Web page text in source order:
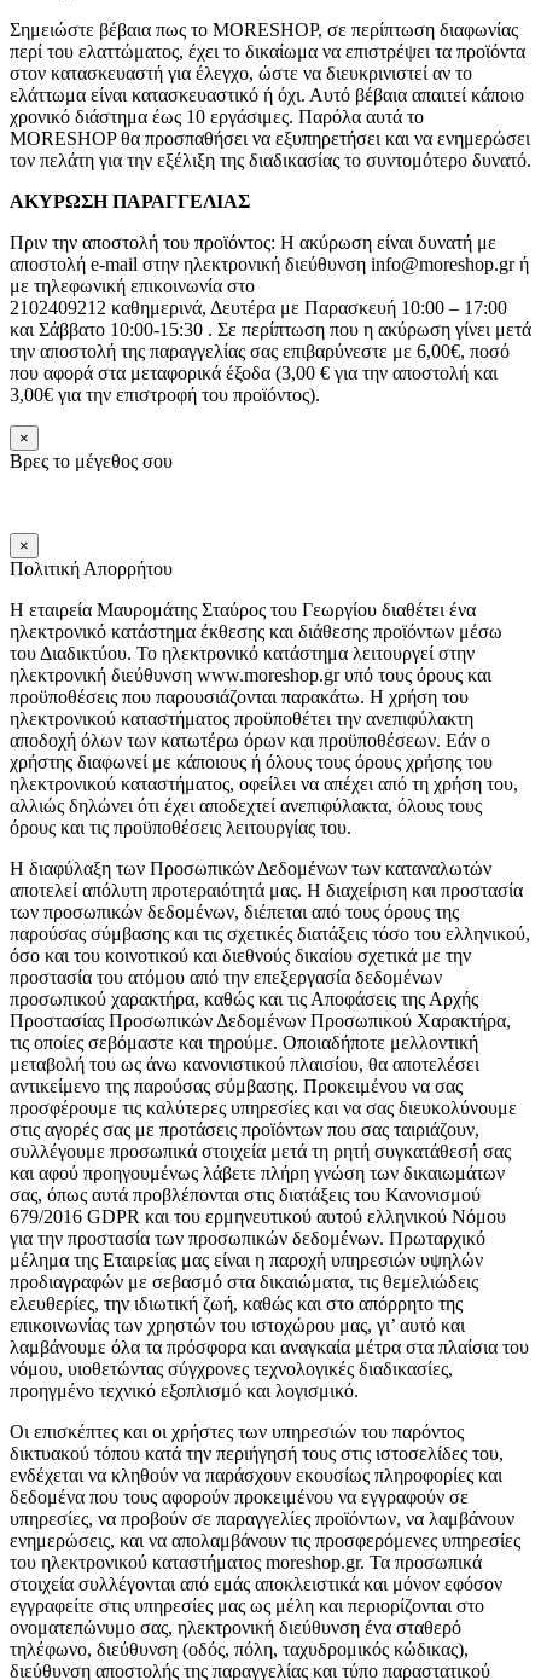
Σημειώστε βέβαια πως το MORESHOP, σε περίπτωση διαφωνίας
περί του ελαττώματος, έχει το δικαίωμα να επιστρέψει τα προϊόντα
στον κατασκευαστή για έλεγχο, ώστε να διευκρινιστεί αν το
ελάττωμα είναι κατασκευαστικό ή όχι. Αυτό βέβαια απαιτεί κάποιο
χρονικό διάστημα έως 10 εργάσιμες. Παρόλα αυτά το
MORESHOP θα προσπαθήσει να εξυπηρετήσει και να ενημερώσει
τον πελάτη για την εξέλιξη της διαδικασίας το συντομότερο δυνατό.
ΑΚΥΡΩΣΗ ΠΑΡΑΓΓΕΛΙΑΣ
Πριν την αποστολή του προϊόντος: Η ακύρωση είναι δυνατή με
αποστολή e-mail στην ηλεκτρονική διεύθυνση info@moreshop.gr ή
με τηλεφωνική επικοινωνία στο
2102409212 καθημερινά, Δευτέρα με Παρασκευή 10:00 – 17:00
και Σάββατο 10:00-15:30 . Σε περίπτωση που η ακύρωση γίνει μετά
την αποστολή της παραγγελίας σας επιβαρύνεστε με 6,00€, ποσό
που αφορά στα μεταφορικά έξοδα (3,00 € για την αποστολή και
3,00€ για την επιστροφή του προϊόντος).
×
Βρες το μέγεθος σου
×
Πολιτική Απορρήτου
Η εταιρεία Μαυρομάτης Σταύρος του Γεωργίου διαθέτει ένα
ηλεκτρονικό κατάστημα έκθεσης και διάθεσης προϊόντων μέσω
του Διαδικτύου. Το ηλεκτρονικό κατάστημα λειτουργεί στην
ηλεκτρονική διεύθυνση www.moreshop.gr υπό τους όρους και
προϋποθέσεις που παρουσιάζονται παρακάτω. Η χρήση του
ηλεκτρονικού καταστήματος προϋποθέτει την ανεπιφύλακτη
αποδοχή όλων των κατωτέρω όρων και προϋποθέσεων. Εάν ο
χρήστης διαφωνεί με κάποιους ή όλους τους όρους χρήσης του
ηλεκτρονικού καταστήματος, οφείλει να απέχει από τη χρήση του,
αλλιώς δηλώνει ότι έχει αποδεχτεί ανεπιφύλακτα, όλους τους
όρους και τις προϋποθέσεις λειτουργίας του.
Η διαφύλαξη των Προσωπικών Δεδομένων των καταναλωτών
αποτελεί απόλυτη προτεραιότητά μας. Η διαχείριση και προστασία
των προσωπικών δεδομένων, διέπεται από τους όρους της
παρούσας σύμβασης και τις σχετικές διατάξεις τόσο του ελληνικού,
όσο και του κοινοτικού και διεθνούς δικαίου σχετικά με την
προστασία του ατόμου από την επεξεργασία δεδομένων
προσωπικού χαρακτήρα, καθώς και τις Αποφάσεις της Αρχής
Προστασίας Προσωπικών Δεδομένων Προσωπικού Χαρακτήρα,
τις οποίες σεβόμαστε και τηρούμε. Οποιαδήποτε μελλοντική
μεταβολή του ως άνω κανονιστικού πλαισίου, θα αποτελέσει
αντικείμενο της παρούσας σύμβασης. Προκειμένου να σας
προσφέρουμε τις καλύτερες υπηρεσίες και να σας διευκολύνουμε
στις αγορές σας με προτάσεις προϊόντων που σας ταιριάζουν,
συλλέγουμε προσωπικά στοιχεία μετά τη ρητή συγκατάθεσή σας
και αφού προηγουμένως λάβετε πλήρη γνώση των δικαιωμάτων
σας, όπως αυτά προβλέπονται στις διατάξεις του Κανονισμού
679/2016 GDPR και του ερμηνευτικού αυτού ελληνικού Νόμου
για την προστασία των προσωπικών δεδομένων. Πρωταρχικό
μέλημα της Εταιρείας μας είναι η παροχή υπηρεσιών υψηλών
προδιαγραφών με σεβασμό στα δικαιώματα, τις θεμελιώδεις
ελευθερίες, την ιδιωτική ζωή, καθώς και στο απόρρητο της
επικοινωνίας των χρηστών του ιστοχώρου μας, γι’ αυτό και
λαμβάνουμε όλα τα πρόσφορα και αναγκαία μέτρα στα πλαίσια του
νόμου, υιοθετώντας σύγχρονες τεχνολογικές διαδικασίες,
προηγμένο τεχνικό εξοπλισμό και λογισμικό.
Οι επισκέπτες και οι χρήστες των υπηρεσιών του παρόντος
δικτυακού τόπου κατά την περιήγησή τους στις ιστοσελίδες του,
ενδέχεται να κληθούν να παράσχουν εκουσίως πληροφορίες και
δεδομένα που τους αφορούν προκειμένου να εγγραφούν σε
υπηρεσίες, να προβούν σε παραγγελίες προϊόντων, να λαμβάνουν
ενημερώσεις, και να απολαμβάνουν τις προσφερόμενες υπηρεσίες
του ηλεκτρονικού καταστήματος moreshop.gr. Τα προσωπικά
στοιχεία συλλέγονται από εμάς αποκλειστικά και μόνον εφόσον
εγγραφείτε στις υπηρεσίες μας ως μέλη και περιορίζονται στο
ονοματεπώνυμο σας, ηλεκτρονική διεύθυνση ένα σταθερό
τηλέφωνο, διεύθυνση (οδός, πόλη, ταχυδρομικός κώδικας),
διεύθυνση αποστολής της παραγγελίας και τύπο παραστατικού